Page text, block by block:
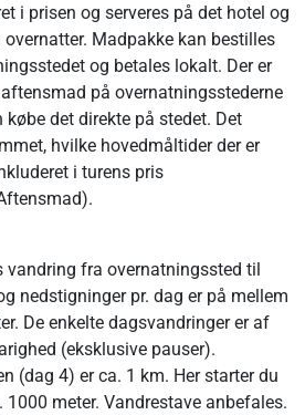
i prisen og serveres på det hotel og
overnatter. Madpakke kan bestilles
og betales lokalt. Der er
på overnatningsstederne
det direkte på stedet. Det
hvilke hovedmåltider der er
i turens pris
vandring fra overnatningssted til
nedstigninger pr. dag er på mellem
De enkelte dagsvandringer er af
(eksklusive pauser).
(dag 4) er ca. 1 km. Her starter du
meter. Vandrestave anbefales.